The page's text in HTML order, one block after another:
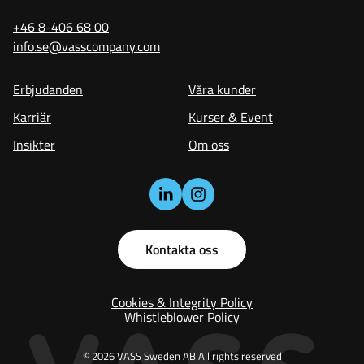
+46 8-406 68 00
info.se@vasscompany.com
Erbjudanden
Våra kunder
Karriär
Kurser & Event
Insikter
Om oss
Kontakta oss
© 2026 VASS Sweden AB All rights reserved
Cookies & Integrity Policy
Whistleblower Policy